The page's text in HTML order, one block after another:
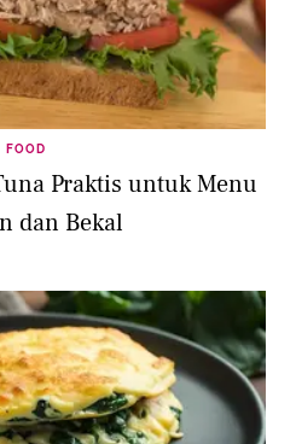
FOOD
Praktis untuk Menu
dan Bekal